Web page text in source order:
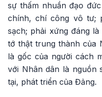
sự thấm nhuần đạo
chính, chí công vô tư;
sạch; phải xứng đáng
tớ thật trung thành của
là gốc của người cách
với Nhân dân là nguồn
tại, phát triển của Đảng.